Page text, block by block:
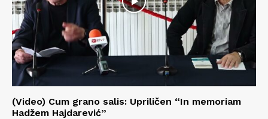
(Video) Cum grano salis: Upriličen “In memoriam
Hadžem Hajdarević”